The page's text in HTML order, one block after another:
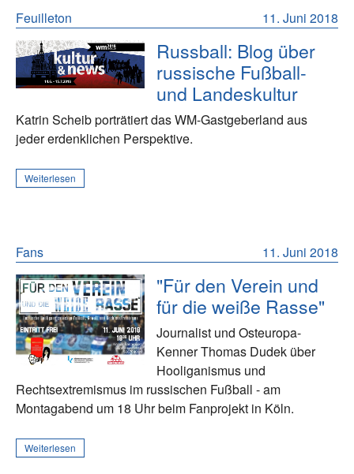
11. Juni 2018
Feuilleton
Russball: Blog über
russische Fußball-
und Landeskultur
Katrin Scheib porträtiert das WM-Gastgeberland aus
jeder erdenklichen Perspektive.
Weiterlesen
11. Juni 2018
Fans
"Für den Verein und
für die weiße Rasse"
Journalist und Osteuropa-
Kenner Thomas Dudek über
Hooliganismus und
Rechtsextremismus im russischen Fußball - am
Montagabend um 18 Uhr beim Fanprojekt in Köln.
Weiterlesen